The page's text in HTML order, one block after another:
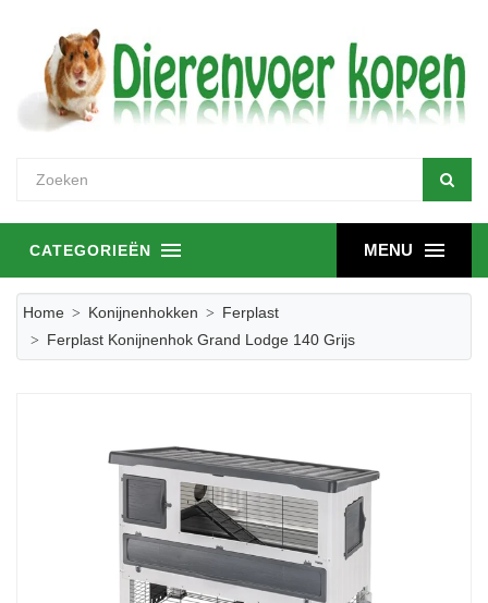
MENU
CATEGORIEËN
Home Konijnenhokken
Ferplast
Ferplast Konijnenhok Grand Lodge 140 Grijs